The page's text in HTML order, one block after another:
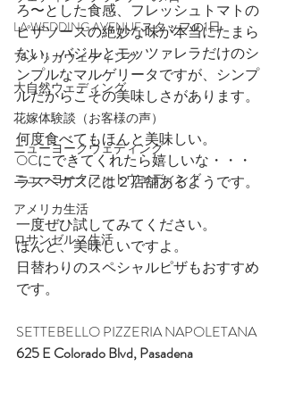
LA WEDDING AVENUEスタッフの1日
アメリカウェディング
大自然ウェディング
花嫁体験談（お客様の声）
ニューヨークウェディング
ニューヨークフォトウェディング
アメリカ生活
ロサンゼルス生活
ろ〜とした食感、フレッシュトマトの
ピザソースの絶妙な味が本当にたまら
ない。バジルとモッツァレラだけのシ
ンプルなマルゲリータですが、シンプ
ルだからこその美味しさがあります。
何度食べてもほんと美味しい。
OCにできてくれたら嬉しいな・・・
ラスベガスには２店舗あるようです。
一度ぜひ試してみてください。
ほんと、美味しいですよ。
日替わりのスペシャルピザもおすすめ
です。
SETTEBELLO PIZZERIA NAPOLETANA
625 E Colorado Blvd, Pasadena